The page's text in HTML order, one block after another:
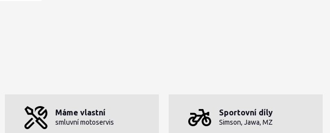
Máme vlastní
smluvní motoservis
Sportovní díly
Simson, Jawa, MZ